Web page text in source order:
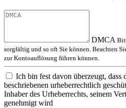
DMCA
sorgfältig und so oft Sie können. Beachten
zur Kontoauflösung führen können.
Ich bin fest davon überzeugt, dass
beschriebenen urheberrechtlich
Inhaber des Urheberrechts, seinem
genehmigt wird